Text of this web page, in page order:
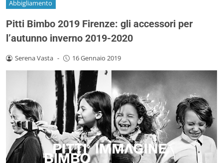
Abbigliamento
Pitti Bimbo 2019 Firenze: gli accessori per
l’autunno inverno 2019-2020
Serena Vasta - 16 Gennaio 2019